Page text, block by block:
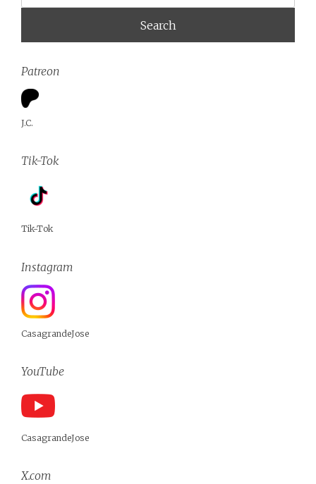
Patreon
J.C.
Tik-Tok
Tik-Tok
Instagram
CasagrandeJose
YouTube
CasagrandeJose
X.com